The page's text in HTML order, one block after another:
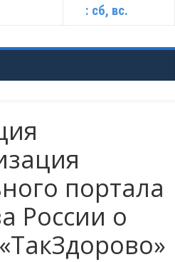
: сб, вс.
портала
России о